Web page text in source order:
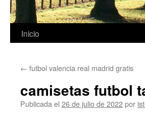
Saltar
contenido
Inicio
← futbol valencia real madrid gratis
camisetas futbol
Publicada el 26 de julio de 2022por